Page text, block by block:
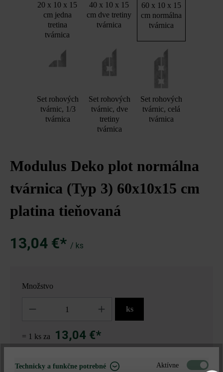
20 x 10 x 15
cm jedna
tretina
tvárnica
40 x 10 x 15
cm dve tretiny
tvárnica
60 x 10 x 15
cm normálna
tvárnica
Set rohových
tvárnic, 1/3
tvárnica
Set rohových
tvárnic, dve
tretiny
tvárnica
Set rohových
tvárnic, celá
tvárnica
Modulus Deko plot normálna
tvárnica (Typ 3) 60x10x15 cm
platina tieňovaná
13,04 €* / ks
Množstvo
ks
= 1 ks za 13,04 €*
Technicky a funkčne potrebné Aktívne